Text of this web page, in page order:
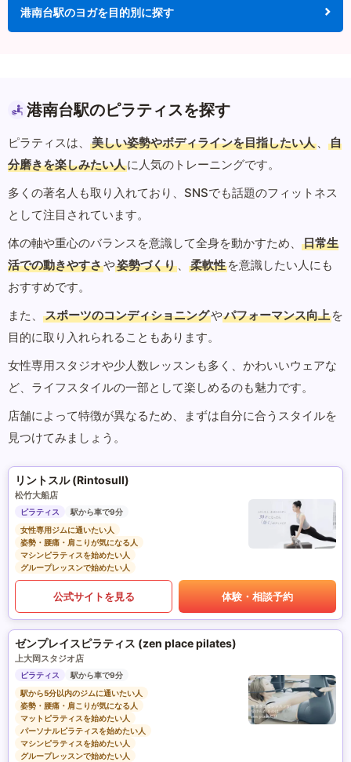
港南台駅のヨガを目的別に探す
港南台駅のピラティスを探す
ピラティスは、 美しい姿勢やボディラインを目指したい人 、
自
分磨きを楽しみたい人に人気のトレーニングです。
多くの著名人も取り入れており、SNSでも話題のフィットネス
として注目されています。
体の軸や重心のバランスを意識して全身を動かすため、
日常生
活での動きやすさや姿勢づくり 、 柔軟性 を意識したい人にも
おすすめです。
また、
スポーツのコンディショニングやパフォーマンス向上 を
目的に取り入れられることもあります。
女性専用スタジオや少人数レッスンも多く、かわいいウェアな
ど、ライフスタイルの一部として楽しめるのも魅力です。
店舗によって特徴が異なるため、まずは自分に合うスタイルを
見つけてみましょう。
リントスル (Rintosull)
松竹大船店
ピラティス
駅から車で9分
女性専用ジムに通いたい人
姿勢・腰痛・肩こりが気になる人
マシンピラティスを始めたい人
グループレッスンで始めたい人
公式サイトを見る 体験・相談予約
ゼンプレイスピラティス (zen place pilates)
上大岡スタジオ店
ピラティス
駅から車で9分
駅から5分以内のジムに通いたい人
姿勢・腰痛・肩こりが気になる人
マットピラティスを始めたい人
パーソナルピラティスを始めたい人
マシンピラティスを始めたい人
グループレッスンで始めたい人